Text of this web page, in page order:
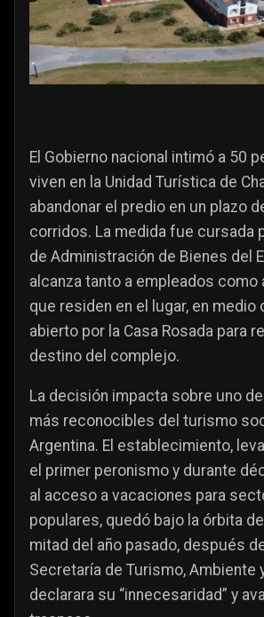
El Gobierno nacional intimó a 50
viven en la Unidad Turística de
abandonar el predio en un plazo
corridos. La medida fue cursada
de Administración de Bienes del
alcanza tanto a empleados como
que residen en el lugar, en medio
abierto por la Casa Rosada para
destino del complejo.
La decisión impacta sobre uno
más reconocibles del turismo
Argentina. El establecimiento,
el primer peronismo y durante
al acceso a vacaciones para
populares, quedó bajo la órbita de
mitad del año pasado, después
Secretaría de Turismo, Ambiente
declarara su “innecesaridad” y